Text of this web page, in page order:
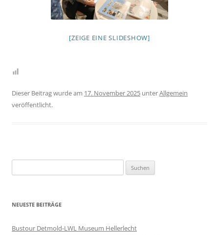
[ZEIGE EINE SLIDESHOW]
Dieser Beitrag wurde am 17. November 2025 unterAllgemein
veröffentlicht.
nach:
NEUESTE BEITRÄGE
Bustour Detmold-LWL Museum Hellerlecht